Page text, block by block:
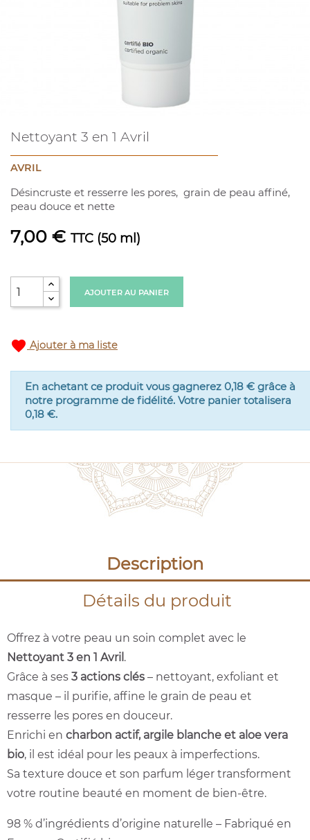
Nettoyant 3 en 1 Avril
AVRIL
Désincruste et resserre les pores, grain de peau affiné,
peau douce et nette
7,00 € TTC (50 ml)
AJOUTER AU PANIER
favorite Ajouter à ma liste
En achetant ce produit vous gagnerez 0,18 € grâce à
notre programme de fidélité. Votre panier totalisera
0,18 €.
Description
Détails du produit
Offrez à votre peau un soin complet avec le
Nettoyant 3 en 1 Avril .
Grâce à ses 3 actions clés – nettoyant, exfoliant et
masque – il purifie, affine le grain de peau et
resserre les pores en douceur.
Enrichi en charbon actif, argile blanche et aloe vera
bio, il est idéal pour les peaux à imperfections.
Sa texture douce et son parfum léger transforment
votre routine beauté en moment de bien-être.
98 % d’ingrédients d’origine naturelle – Fabriqué en